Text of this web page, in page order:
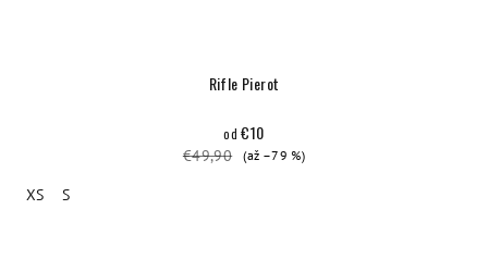
Rifle Pierot
od €10
€49,90 (až –79 %)
XS S